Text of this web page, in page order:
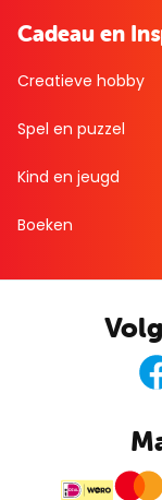
Cadeau en
Creatieve hobby
Spel en puzzel
Kind en jeugd
Boeken